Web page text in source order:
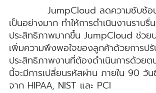
JumpCloud ลดความซับซ้อนข
เป็นอย่างมาก ทำให้การดำเนินงานราบรื่
ประสิทธิภาพมากขึ้น JumpCloud ช่วยป
เพิ่มความพึงพอใจของลูกค้าด้วยการป
ประสิทธิภาพงานที่ต้องดำเนินการด้วย
นี้จะมีการเปลี่ยนรหัสผ่าน ภายใน 90 วั
จาก HIPAA, NIST และ PCI